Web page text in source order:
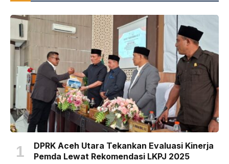
DPRK Aceh Utara Tekankan Evaluasi Kinerja
Pemda Lewat Rekomendasi LKPJ 2025